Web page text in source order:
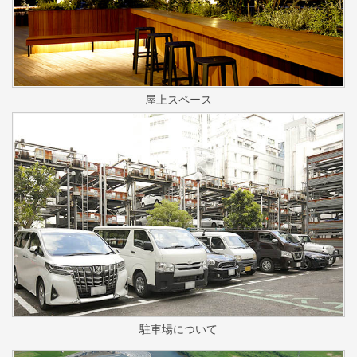
屋上スペース
駐車場について